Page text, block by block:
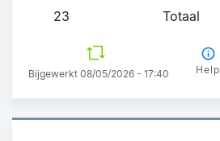
23
Totaal
Bijgewerkt 08/05/2026 - 17:40 Help